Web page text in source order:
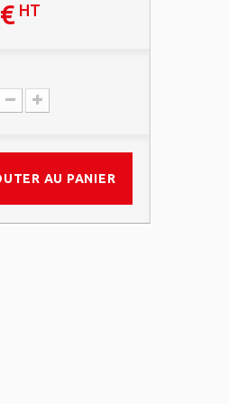
HT
AU PANIER